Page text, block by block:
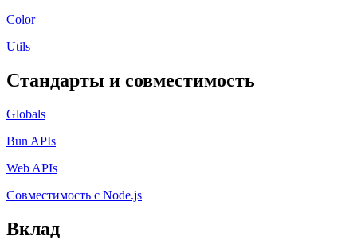
Color
Utils
Стандарты и совместимость
Globals
Bun APIs
Web APIs
Совместимость с Node.js
Вклад